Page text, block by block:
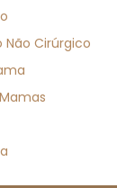
Cirúrgico